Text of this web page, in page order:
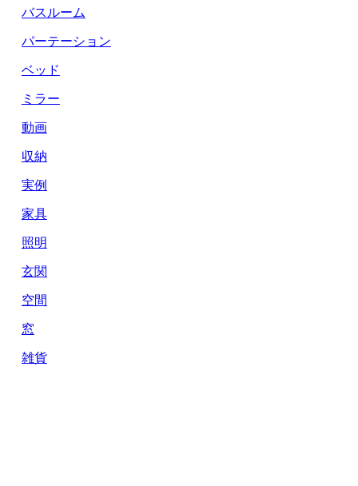
バスルーム
パーテーション
ベッド
ミラー
動画
収納
実例
家具
照明
玄関
空間
窓
雑貨